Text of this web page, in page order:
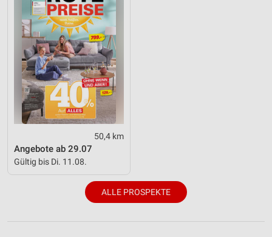
50,4 km
Angebote ab 29.07
Gültig bis Di. 11.08.
ALLE PROSPEKTE